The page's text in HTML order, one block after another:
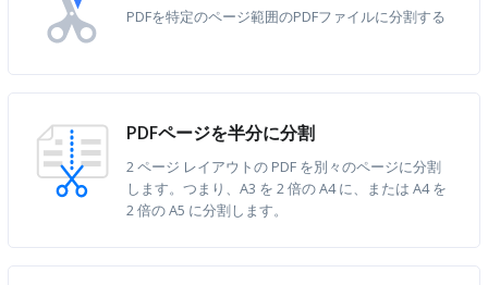
PDFを特定のページ範囲のPDFファイルに分割する
PDFページを半分に分割
2 ページ レイアウトの PDF を別々のページに分割
します。つまり、A3 を 2 倍の A4 に、または A4 を
2 倍の A5 に分割します。